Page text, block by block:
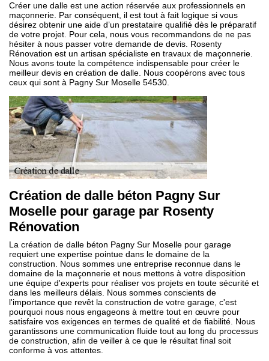
Créer une dalle est une action réservée aux professionnels en
maçonnerie. Par conséquent, il est tout à fait logique si vous
désirez obtenir une aide d’un prestataire qualifié dès le préparatif
de votre projet. Pour cela, nous vous recommandons de ne pas
hésiter à nous passer votre demande de devis. Rosenty
Rénovation est un artisan spécialiste en travaux de maçonnerie.
Nous avons toute la compétence indispensable pour créer le
meilleur devis en création de dalle. Nous coopérons avec tous
ceux qui sont à Pagny Sur Moselle 54530.
Création de dalle béton Pagny Sur
Moselle pour garage par Rosenty
Rénovation
La création de dalle béton Pagny Sur Moselle pour garage
requiert une expertise pointue dans le domaine de la
construction. Nous sommes une entreprise reconnue dans le
domaine de la maçonnerie et nous mettons à votre disposition
une équipe d'experts pour réaliser vos projets en toute sécurité et
dans les meilleurs délais. Nous sommes conscients de
l'importance que revêt la construction de votre garage, c'est
pourquoi nous nous engageons à mettre tout en œuvre pour
satisfaire vos exigences en termes de qualité et de fiabilité. Nous
garantissons une communication fluide tout au long du processus
de construction, afin de veiller à ce que le résultat final soit
conforme à vos attentes.